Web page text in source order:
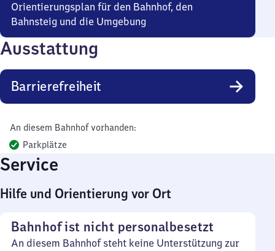
Orientierungsplan für den Bahnhof, den
Bahnsteig und die Umgebung
Ausstattung
Barrierefreiheit
An diesem Bahnhof vorhanden:
Parkplätze
Service
Hilfe und Orientierung vor Ort
Bahnhof ist nicht personalbesetzt
An diesem Bahnhof steht keine Unterstützung zur